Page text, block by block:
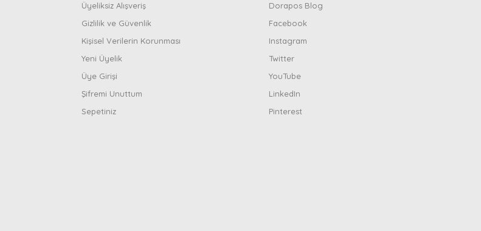
Üyeliksiz Alışveriş
Gizlilik ve Güvenlik
Kişisel Verilerin Korunması
Yeni Üyelik
Üye Girişi
Şifremi Unuttum
Sepetiniz
Dorapos Blog
Facebook
Instagram
Twitter
YouTube
LinkedIn
Pinterest